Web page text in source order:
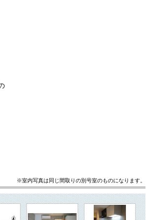
※室内写真は同じ間取りの別号室のものになります。